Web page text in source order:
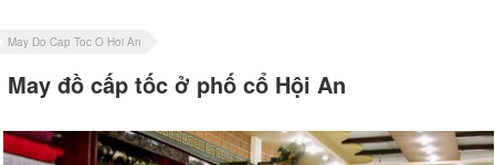
May Do Cap Toc O Hoi An
May đồ cấp tốc ở phố cổ Hội An